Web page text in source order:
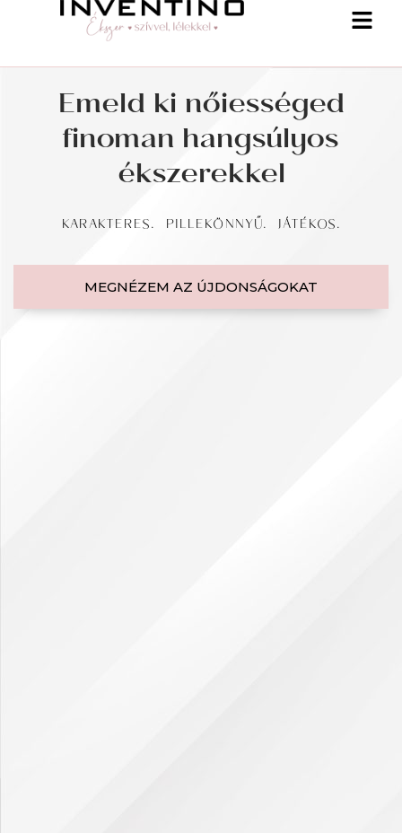
Emeld ki nőiességed
finoman hangsúlyos
ékszerekkel
KARAKTERES. PILLEKÖNNYŰ. JÁTÉKOS.
MEGNÉZEM AZ ÚJDONSÁGOKAT